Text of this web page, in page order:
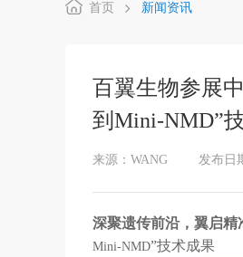
首页 新闻资讯
百翼生物参展
到Mini-NMD”
来源：WANG 发布日
深聚遗传前沿，翼启
Mini-NMD”技术成果